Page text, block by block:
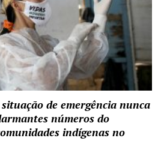
de emergência nunca
números do
indígenas no